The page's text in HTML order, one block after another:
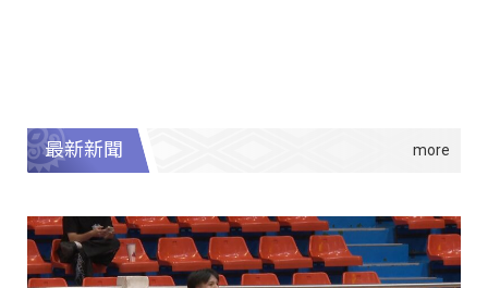
最新新聞